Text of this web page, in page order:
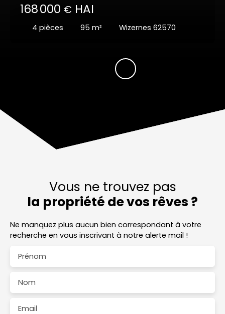
168 000 € HAI
4 pièces 95 m² Wizernes 62570
Vous ne trouvez pas
la propriété de vos rêves ?
Ne manquez plus aucun bien correspondant à votre
recherche en vous inscrivant à notre alerte mail !
Prénom
Nom
Email